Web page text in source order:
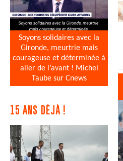
Soyons solidaires avec la
Gironde, meurtrie mais
courageuse et déterminée à
aller de l’avant ! Michel
Taube sur Cnews
15 ANS DÉJÀ !